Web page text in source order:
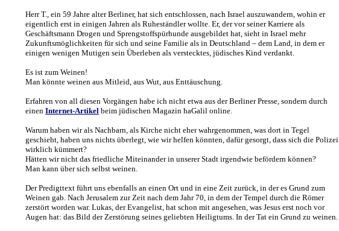
Herr T., ein 59 Jahre alter Berliner, hat sich entschlossen, nach Israel auszuwandern, wohin er
eigentlich erst in einigen Jahren als Ruheständler wollte. Er, der vor seiner Karriere als
Geschäftsmann Drogen und Sprengstoffspürhunde ausgebildet hat, sieht in Israel mehr
Zukunftsmöglichkeiten für sich und seine Familie als in Deutschland – dem Land, in dem er
einigen wenigen Mutigen sein Überleben als verstecktes, jüdisches Kind verdankt.
Es ist zum Weinen!
Man könnte weinen aus Mitleid, aus Wut, aus Enttäuschung.
Erfahren von all diesen Vorgängen habe ich nicht etwa aus der Berliner Presse, sondern durch
einen Internet-Artikel beim jüdischen Magazin haGalil online.
Warum haben wir als Nachbarn, als Kirche nicht eher wahrgenommen, was dort in Tegel
geschieht, haben uns nichts überlegt, wie wir helfen könnten, dafür gesorgt, dass sich die Polizei
wirklich kümmert?
Hätten wir nicht das friedliche Miteinander in unserer Stadt irgendwie befördern können?
Man kann über sich selbst weinen.
Der Predigttext führt uns ebenfalls an einen Ort und in eine Zeit zurück, in der es Grund zum
Weinen gab. Nach Jerusalem zur Zeit nach dem Jahr 70, in dem der Tempel durch die Römer
zerstört worden war. Lukas, der Evangelist, hat schon mit angesehen, was Jesus erst noch vor
Augen hat: das Bild der Zerstörung seines geliebten Heiligtums. In der Tat ein Grund zu weinen.